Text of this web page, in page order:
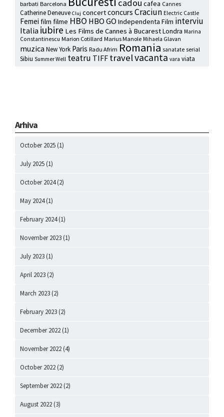
barbati Barcelona cadou cafea Cannes
Catherine Deneuve Cluj concertconcurs Craciun Electric Castle
Femei film filme HBO HBO GO Independenta Film interviu
Italiaiubire Les Films de Cannes à BucarestLondra Marina
Constantinescu Marion Cotillard Marius Manole Mihaela Glavan
muzica New York Paris Radu Afrim Romania sanatate serial
Sibiu Summer Well teatru TIFF travelvacanta vara viata
Arhiva
October 2025 (1)
July 2025 (1)
October 2024(2)
May 2024(1)
February 2024(1)
November 2023 (1)
July 2023 (1)
April 2023 (2)
March 2023 (2)
February 2023 (2)
December 2022 (1)
November 2022 (4)
October 2022 (2)
September 2022 (2)
August 2022 (3)